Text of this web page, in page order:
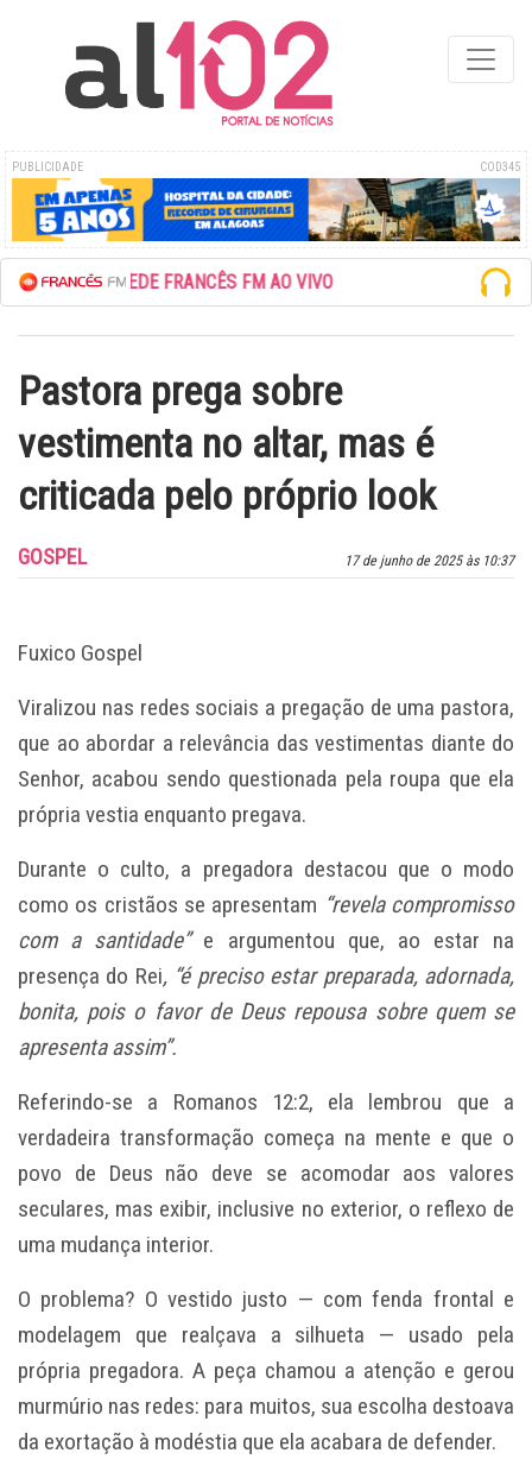
PUBLICIDADE COD345
ESCUTE A REDE FRANCÊS FM AO VIVO
Pastora prega sobre
vestimenta no altar, mas é
criticada pelo próprio look
17 de junho de 2025 às 10:37
GOSPEL
Fuxico Gospel
Viralizou nas redes sociais a pregação de uma pastora,
que ao abordar a relevância das vestimentas diante do
Senhor, acabou sendo questionada pela roupa que ela
própria vestia enquanto pregava.
Durante o culto, a pregadora destacou que o modo
como os cristãos se apresentam “revela compromisso
com a santidade”e argumentou que, ao estar na
presença do Rei, “é preciso estar preparada, adornada,
bonita, pois o favor de Deus repousa sobre quem se
apresenta assim”.
Referindo-se a Romanos 12:2, ela lembrou que a
verdadeira transformação começa na mente e que o
povo de Deus não deve se acomodar aos valores
seculares, mas exibir, inclusive no exterior, o reflexo de
uma mudança interior.
O problema? O vestido justo — com fenda frontal e
modelagem que realçava a silhueta — usado pela
própria pregadora. A peça chamou a atenção e gerou
murmúrio nas redes: para muitos, sua escolha destoava
da exortação à modéstia que ela acabara de defender.